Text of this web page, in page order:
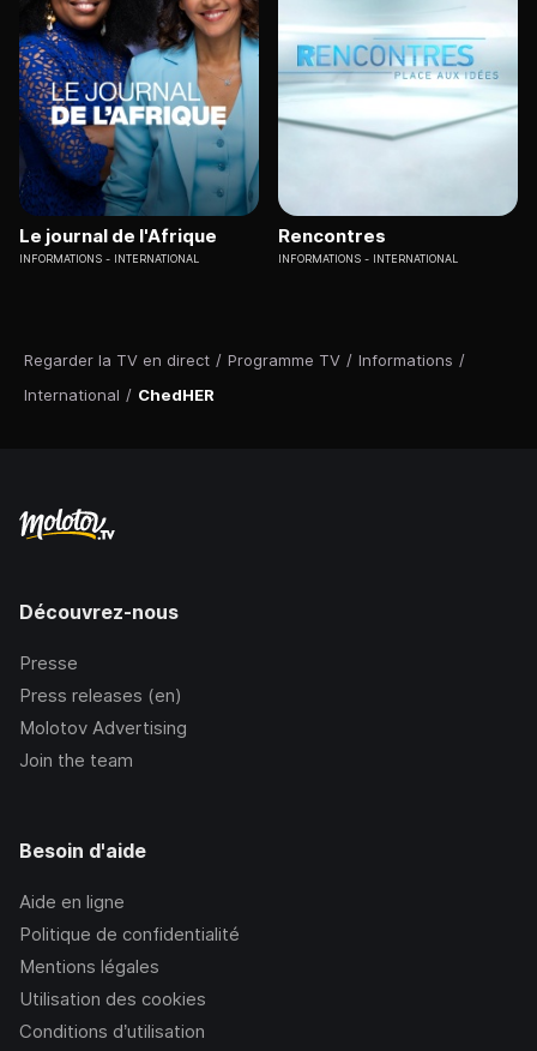
Regarder la TV en direct / Programme TV / Informations /
International / ChedHER
Le journal de l'Afrique
INFORMATIONS INTERNATIONAL
Rencontres
INFORMATIONS INTERNATIONAL
Découvrez-nous
Presse
Press releases (en)
Molotov Advertising
Join the team
Besoin d'aide
Aide en ligne
Politique de confidentialité
Mentions légales
Utilisation des cookies
Conditions d’utilisation